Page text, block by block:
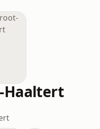
Haaltert